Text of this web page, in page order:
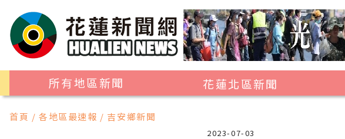
所有地區新聞
花蓮北區新聞
吉安鄉
首頁 / 各地區最速報 / 吉安鄉新聞
2023-07-03